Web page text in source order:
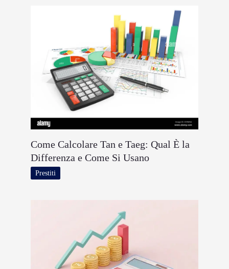
Come Calcolare Tan e Taeg: Qual È la
Differenza e Come Si Usano
Prestiti